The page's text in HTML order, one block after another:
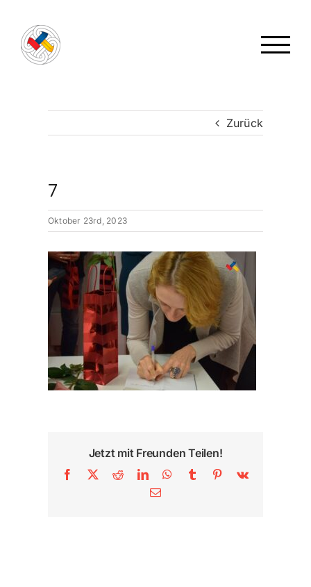
Inhalt
springen
Zurück
7
Oktober 23rd, 2023
Jetzt mit Freunden Teilen!
Facebook
X RedditLinkedInWhatsApp
Tumblr Pinterest
Vk
E-